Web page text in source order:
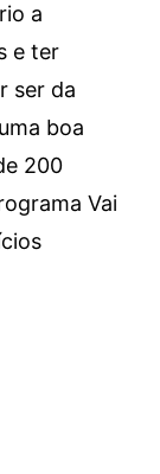
a
e ter
ser da
boa
200
Vai